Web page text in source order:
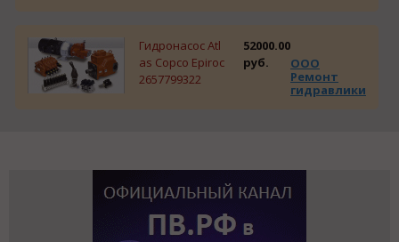
Гидронасос Atl
as Copco Epiroc
2657799322
52000.00
руб.
ООО
Ремонт
гидравлики